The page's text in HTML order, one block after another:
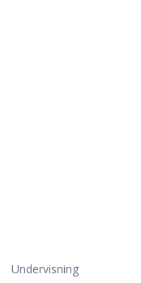
Undervisning